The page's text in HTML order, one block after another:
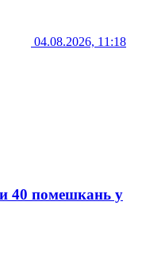
04.08.2026, 11:18
40 помешкань у